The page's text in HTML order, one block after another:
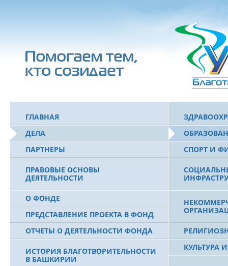
ГЛАВНАЯ
ДЕЛА
ПАРТНЕРЫ
ПРАВОВЫЕ ОСНОВЫ
ДЕЯТЕЛЬНОСТИ
О ФОНДЕ
ПРЕДСТАВЛЕНИЕ ПРОЕКТА В ФОНД
ОТЧЕТЫ О ДЕЯТЕЛЬНОСТИ ФОНДА
ИСТОРИЯ БЛАГОТВОРИТЕЛЬНОСТИ
В БАШКИРИИ
СПОРТ И
КУЛЬТУРА